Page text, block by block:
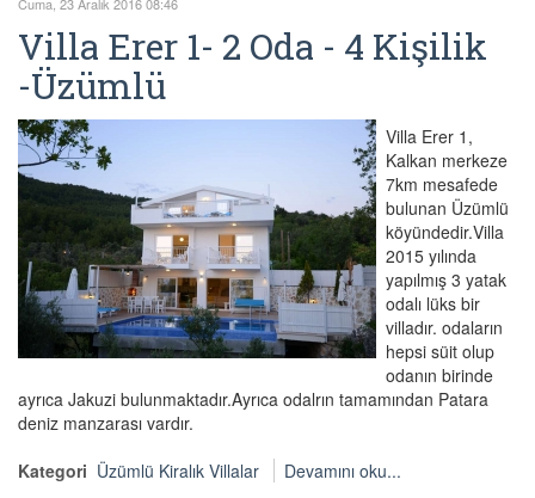
Villa Erer 1- 2 Oda - 4 Kişilik
-Üzümlü
Villa Erer 1,
Kalkan merkeze
7km mesafede
bulunan Üzümlü
köyündedir.Villa
2015 yılında
yapılmış 3 yatak
odalı lüks bir
villadır. odaların
hepsi süit olup
odanın birinde
ayrıca Jakuzi bulunmaktadır.Ayrıca odalrın tamamından Patara
deniz manzarası vardır.
Kategori Üzümlü Kiralık Villalar Devamını oku...